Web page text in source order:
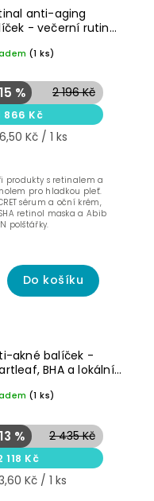
anti-aging
- večerní rutina
(1 ks)
2 196 Kč
%
866 Kč
Kč / 1 ks
Do košíku
produkty s retinalem a
pro hladkou pleť.
sérum a oční krém,
retinol maska a Abib
polštářky.
Pro
smíšenou a
pleť
akné balíček -
BHA a lokální
(1 ks)
2 435 Kč
%
118 Kč
Kč / 1 ks